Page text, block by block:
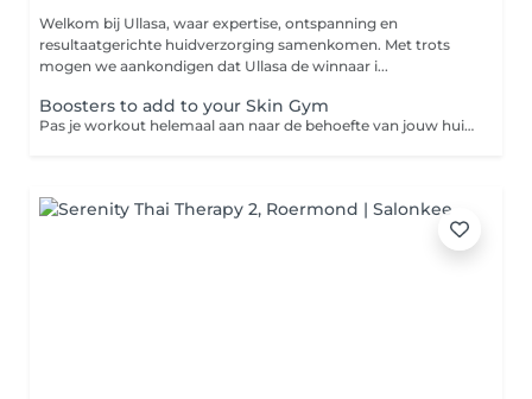
Welkom bij Ullasa, waar expertise, ontspanning en
resultaatgerichte huidverzorging samenkomen. Met trots
mogen we aankondigen dat Ullasa de winnaar i...
Boosters to add to your Skin Gym
Pas je workout helemaal aan naar de behoefte van jouw huid door een booster toe te voegen. Hierdoor krijg je altijd een customised treatment. ENG: Adjust you workout completely to the needs of your skin by adding a booster. This means you always receive a customised treatment.